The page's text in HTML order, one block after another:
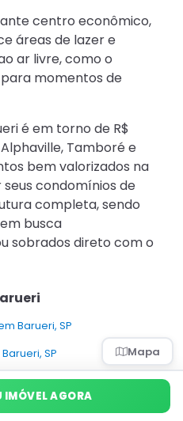
Mapa
centro econômico,
áreas de lazer e
ar livre, como o
para momentos de
é em torno de R$
Tamboré e
bem valorizados na
condomínios de
completa, sendo
busca
sobrados direto com o
Barueri, SP
SP
SP
em Barueri, SP
IMÓVEL AGORA